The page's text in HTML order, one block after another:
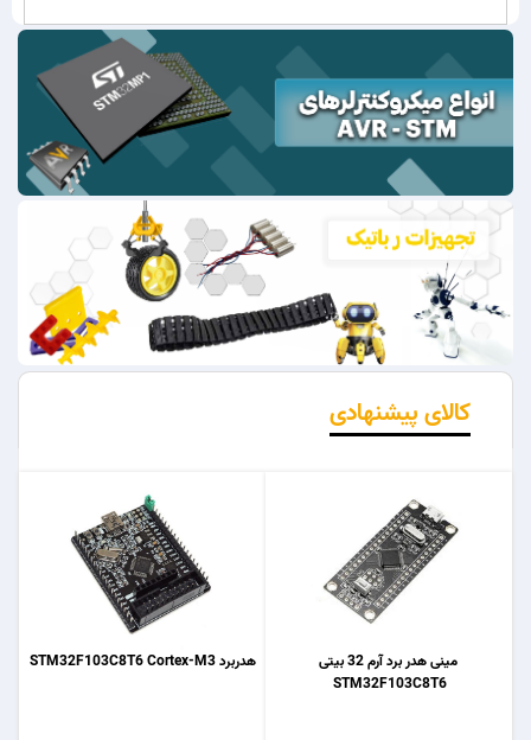
کالای پیشنهادی
هدربرد STM32F103C8T6 Cortex-M3
مینی هدر برد آرم 32 بیتی
STM32F103C8T6